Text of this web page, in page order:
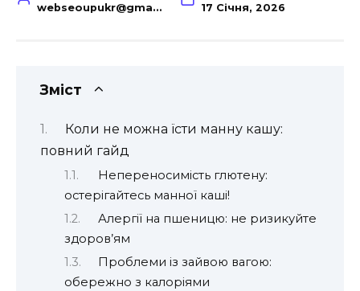
webseoupukr@gmail.com 17 Січня, 2026
Зміст
Коли не можна їсти манну кашу:
повний гайд
Непереносимість глютену:
остерігайтесь манної каші!
Алергії на пшеницю: не ризикуйте
здоров’ям
Проблеми із зайвою вагою:
обережно з калоріями